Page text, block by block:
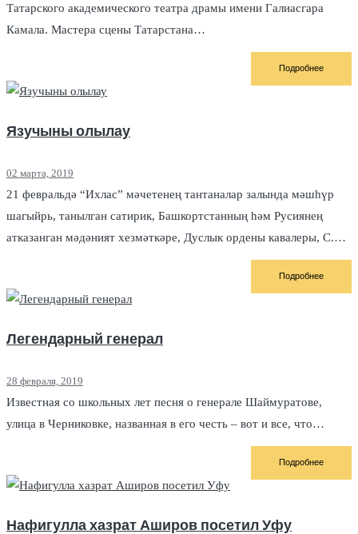
Татарского академического театра драмы имени Галиасгара
Камала. Мастера сцены Татарстана…
Подробнее
Язучыны олылау
02 марта, 2019
21 февральдә “Ихлас” мәчетенең тантаналар залында мәшһүр
шагыйрь, танылган сатирик, Башкортстанның һәм Русиянең
атказанган мәдәният хезмәткәре, Дуслык ордены кавалеры, С.…
Подробнее
Легендарный генерал
28 февраля, 2019
Известная со школьных лет песня о генерале Шаймуратове,
улица в Черниковке, названная в его честь – вот и все, что…
Подробнее
Нафигулла хазрат Аширов посетил Уфу